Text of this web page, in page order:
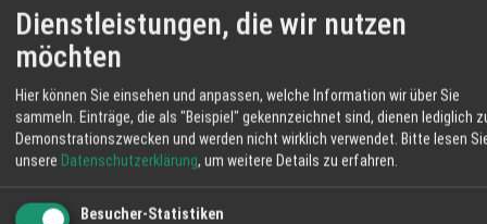
Rinder stehen in Mutterkuhhaltung auf
weiten Wiesen. So wächst das Fleisch
nachvollziehbarer Herkunft. Im Hofladen
bekommen Sie Rind- und Schweinefleisch,
Eier, Brot, Obst und weitere Erzeugnisse aus
eigener Landwirtschaft. Mit Ihrem Einkauf
unterstützen die Pflege der umliegenden
WETTER LAHR
21 °C
Klarer Himmel
06:13 39 % SO 7 km/h 20:54
Dienstleistungen, die wir nutzen
möchten
Hier können Sie einsehen und anpassen, welche Information wir über Sie
sammeln. Einträge, die als "Beispiel" gekennzeichnet sind, dienen lediglich
Demonstrationszwecken und werden nicht wirklich verwendet. Bitte lesen
unsere Datenschutzerklärung, um weitere Details zu erfahren.
Besucher-Statistiken